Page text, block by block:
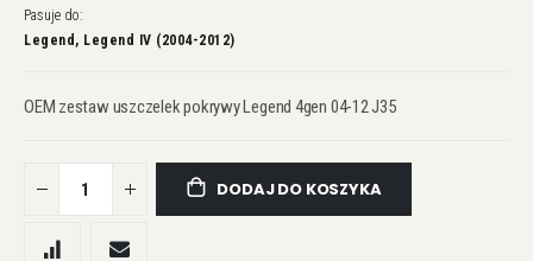
Pasuje do:
Legend, Legend IV (2004-2012)
OEM zestaw uszczelek pokrywy Legend 4gen 04-12 J35
DODAJ DO KOSZYKA